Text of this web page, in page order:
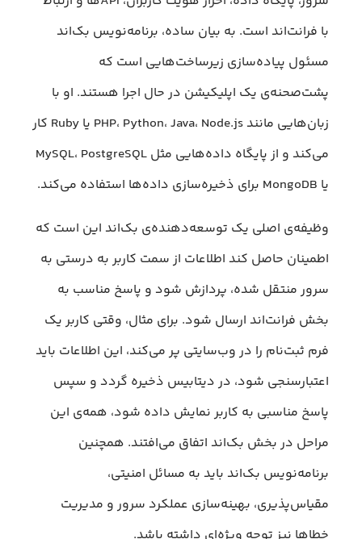
با فرانت‌اند است. به بیان ساده، برنامه‌نویس بک‌اند
مسئول پیاده‌سازی زیرساخت‌هایی است که
پشت‌صحنه‌ی یک اپلیکیشن در حال اجرا هستند. او با
زبان‌هایی مانند PHP، Python، Java، Node.js یا Ruby کار
می‌کند و از پایگاه‌ داده‌هایی مثل MySQL، PostgreSQL
یا MongoDB برای ذخیره‌سازی داده‌ها استفاده می‌کند.
وظیفه‌ی اصلی یک توسعه‌دهنده‌ی بک‌اند این است که
اطمینان حاصل کند اطلاعات از سمت کاربر به درستی به
سرور منتقل شده، پردازش شود و پاسخ مناسب به
بخش فرانت‌اند ارسال شود. برای مثال، وقتی کاربر یک
فرم ثبت‌نام را در وب‌سایتی پر می‌کند، این اطلاعات باید
اعتبارسنجی شود، در دیتابیس ذخیره گردد و سپس
پاسخ مناسبی به کاربر نمایش داده شود، همه‌ی این
مراحل در بخش بک‌اند اتفاق می‌افتند. همچنین
برنامه‌نویس بک‌اند باید به مسائل امنیتی،
مقیاس‌پذیری، بهینه‌سازی عملکرد سرور و مدیریت
خطاها نیز توجه ویژه‌ای داشته باشد.